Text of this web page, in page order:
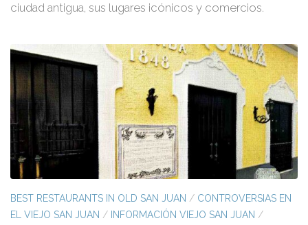
ciudad antigua, sus lugares icónicos y comercios.
BEST RESTAURANTS IN OLD SAN JUAN / CONTROVERSIAS EN
EL VIEJO SAN JUAN / INFORMACIÓN VIEJO SAN JUAN /